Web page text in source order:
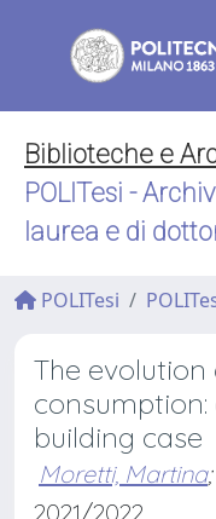
Biblioteche e
POLITesi -
laurea e di
POLITesi
The
building case
Moretti, Martina;
2021/2022